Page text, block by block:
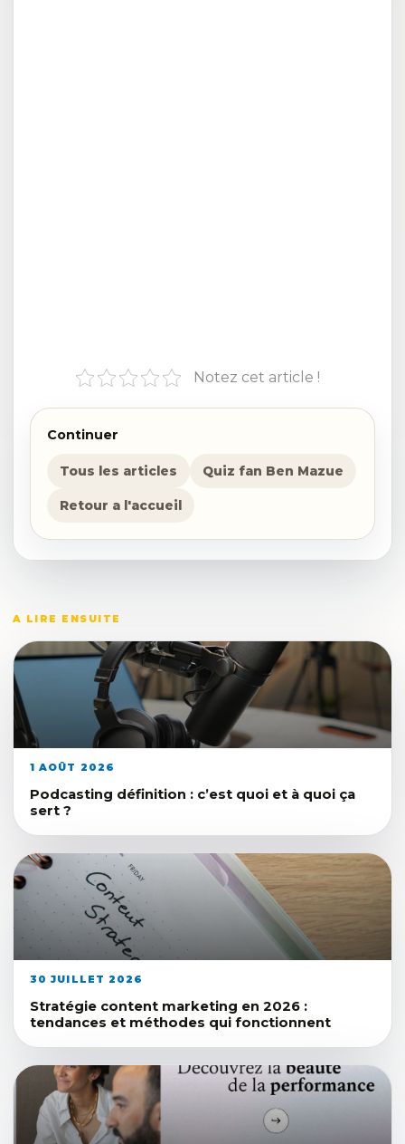
Notez cet article !
Continuer
Tous les articles Quiz fan Ben Mazue
Retour a l'accueil
A LIRE ENSUITE
1 AOÛT 2026
Podcasting définition : c’est quoi et à quoi ça
sert ?
30 JUILLET 2026
Stratégie content marketing en 2026 :
tendances et méthodes qui fonctionnent